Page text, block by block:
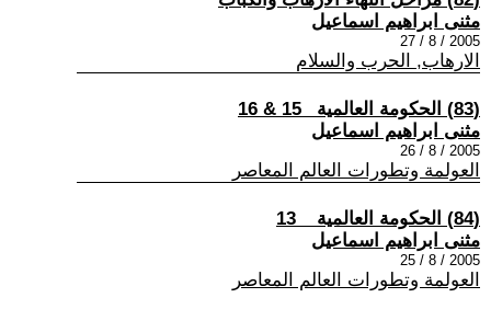
مثنى ابراهيم اسماعيل
2005 / 8 / 27
الارهاب, الحرب والسلام
(83) الحكومة العالمية _15 & 16
مثنى ابراهيم اسماعيل
2005 / 8 / 26
العولمة وتطورات العالم المعاصر
(84) الحكومة العالمية _ 13
مثنى ابراهيم اسماعيل
2005 / 8 / 25
العولمة وتطورات العالم المعاصر